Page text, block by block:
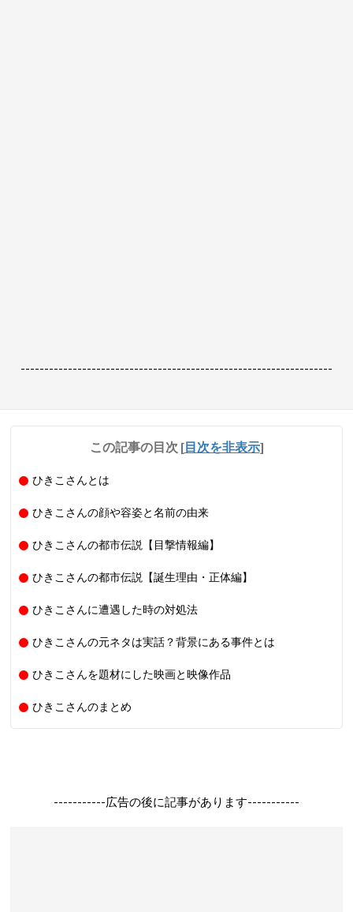
------------------------------------------------------------------
この記事の目次 [目次を非表示]
ひきこさんとは
ひきこさんの顔や容姿と名前の由来
ひきこさんの都市伝説【目撃情報編】
ひきこさんの都市伝説【誕生理由・正体編】
ひきこさんに遭遇した時の対処法
ひきこさんの元ネタは実話？背景にある事件とは
ひきこさんを題材にした映画と映像作品
ひきこさんのまとめ
-----------広告の後に記事があります-----------